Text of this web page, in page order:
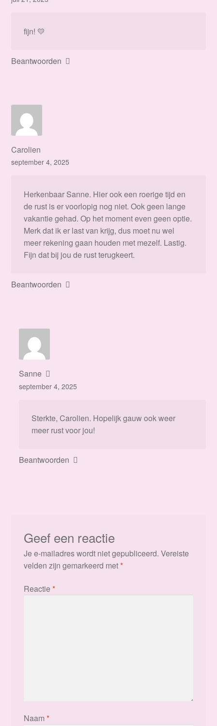
fijn! 💛
Beantwoorden
Carolien
september 4, 2025
Herkenbaar Sanne. Hier ook een roerige tijd en
de rust is er voorlopig nog niet. Ook geen lange
vakantie gehad. Op het moment even geen optie.
Merk dat ik er last van krijg, dus moet nu wel
meer rekening gaan houden met mezelf. Lastig.
Fijn dat bij jou de rust terugkeert.
Beantwoorden
Sanne
september 4, 2025
Sterkte, Carolien. Hopelijk gauw ook weer
meer rust voor jou!
Beantwoorden
Geef een reactie
Je e-mailadres wordt niet gepubliceerd. Vereiste
velden zijn gemarkeerd met*
Reactie*
Naam *